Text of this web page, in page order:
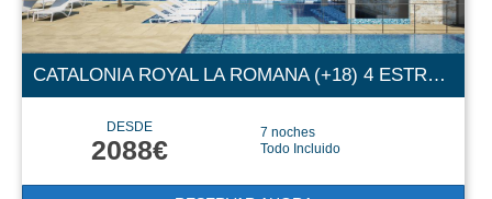
CATALONIA ROYAL LA ROMANA (+18) 4 ESTRELLAS
DESDE
2088€
7 noches
Todo Incluido